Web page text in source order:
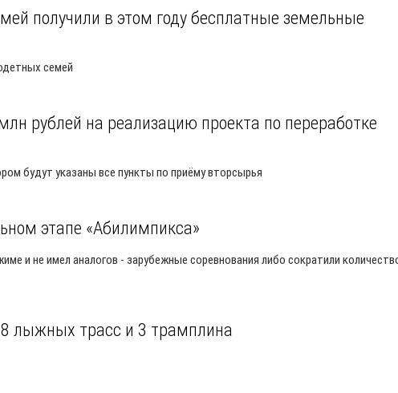
получили в этом году бесплатные земельные
семей
рублей на реализацию проекта по переработке
будут указаны все пункты по приёму вторсырья
этапе «Абилимпикса»
и не имел аналогов - зарубежные соревнования либо сократили
8 лыжных трасс и 3 трамплина